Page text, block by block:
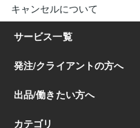
キャンセルについて